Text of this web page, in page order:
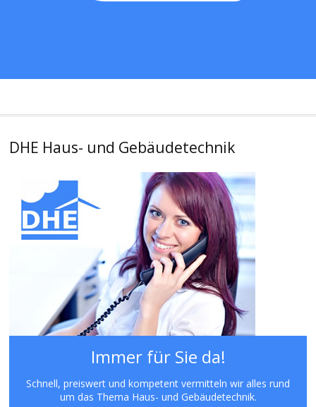
DHE Haus- und Gebäudetechnik
Immer für Sie da!
Schnell, preiswert und kompetent vermitteln wir alles rund
um das Thema Haus- und Gebäudetechnik.